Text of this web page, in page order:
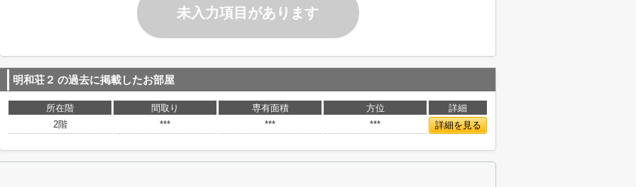
未入力項目があります
明和荘２ の過去に掲載したお部屋
所在階 間取り 専有面積 方位
詳細
2階
*** *** *** 詳細を見る